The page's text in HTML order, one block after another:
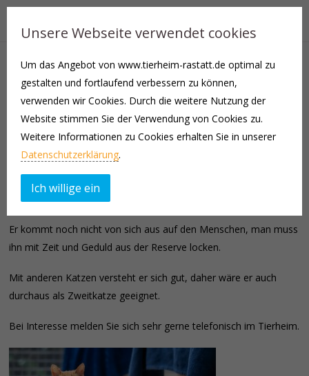
Unsere rote Schönheit Fire (männlich, kastriert) kam als
Fundkatze zu uns ins Tierheim. Nun ist er auf der Suche nach
seinem neuen Zuhause, welches nach einer gewissen
Eingewöhnungsphase über eine Möglichkeit zum Freigang
verfügen sollte.
Fire ist eher zurückhaltend, lässt aber alles (z.B. Impfungen,
Entwurmungen) über sich ergehen.
Er kommt noch nicht von sich aus auf den Menschen, man muss
ihn mit Zeit und Geduld aus der Reserve locken.
Mit anderen Katzen versteht er sich gut, daher wäre er auch
durchaus als Zweitkatze geeignet.
Bei Interesse melden Sie sich sehr gerne telefonisch im Tierheim.
Unsere Webseite verwendet cookies
Um das Angebot von www.tierheim-rastatt.de optimal zu
gestalten und fortlaufend verbessern zu können,
verwenden wir Cookies. Durch die weitere Nutzung der
Website stimmen Sie der Verwendung von Cookies zu.
Weitere Informationen zu Cookies erhalten Sie in unserer
Datenschutzerklärung.
Ich willige ein